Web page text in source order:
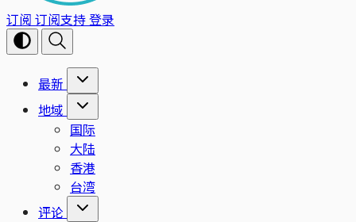
订阅 订阅支持登录
最新
地域
国际
大陆
香港
台湾
评论